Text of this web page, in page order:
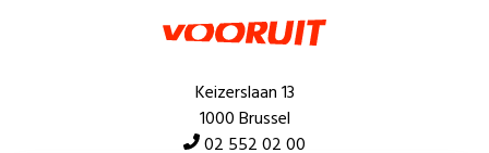
Keizerslaan 13
1000 Brussel
02 552 02 00